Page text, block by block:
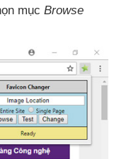
mục Browse